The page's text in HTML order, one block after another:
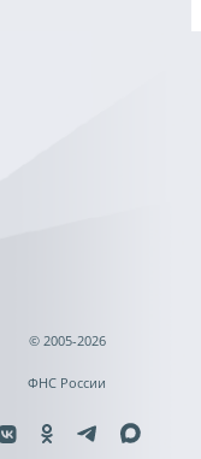
© 2005-2026
ФНС России